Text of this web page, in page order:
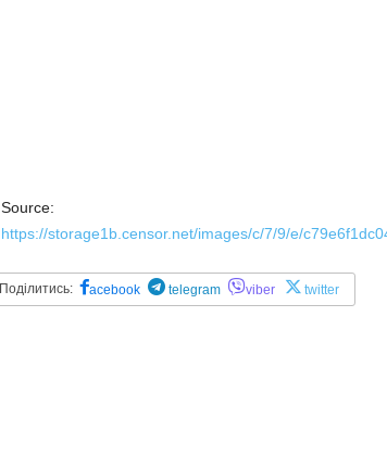
Source:
https://storage1b.censor.net/images/c/7/9/e/
Поділитись: acebook telegram viber twitter